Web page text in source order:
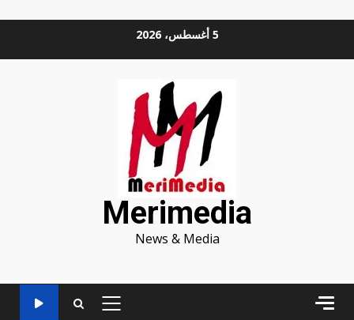
5 أغسطس، 2026
Merimedia
News & Media
PRIMARY